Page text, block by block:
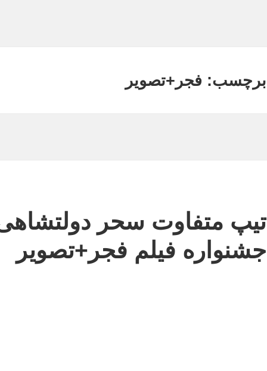
برچسب: فجر+تصویر
تیپ متفاوت سحر
جشنواره فیلم فجر+تصویر